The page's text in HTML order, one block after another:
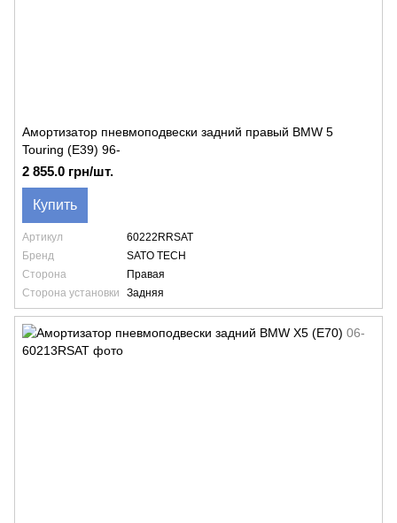
Амортизатор пневмоподвески задний правый BMW 5
Touring (E39) 96-
2 855.0 грн/шт.
Купить
Артикул
60222RRSAT
Бренд
SATO TECH
Сторона
Правая
Сторона установки
Задняя